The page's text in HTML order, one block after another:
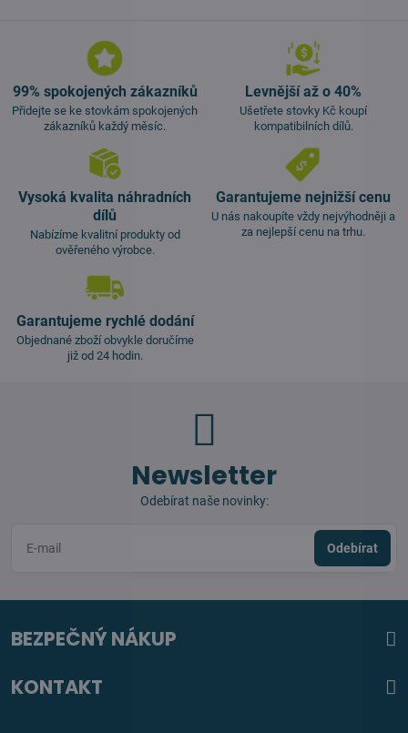
99% spokojených zákazníků
Přidejte se ke stovkám spokojených
zákazníků každý měsíc.
Levnější až o 40%
Ušetřete stovky Kč koupí
kompatibilních dílů.
Vysoká kvalita náhradních
dílů
Nabízíme kvalitní produkty od
ověřeného výrobce.
Garantujeme nejnižší cenu
U nás nakoupíte vždy nejvýhodněji a
za nejlepší cenu na trhu.
Garantujeme rychlé dodání
Objednané zboží obvykle doručíme
již od 24 hodin.
Newsletter
Odebírat naše novinky:
Odebírat
BEZPEČNÝ NÁKUP
KONTAKT